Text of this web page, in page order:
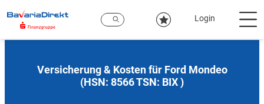
Hauptinhalt
Login
Versicherung & Kosten für Ford Mondeo
(HSN: 8566 TSN: BIX )